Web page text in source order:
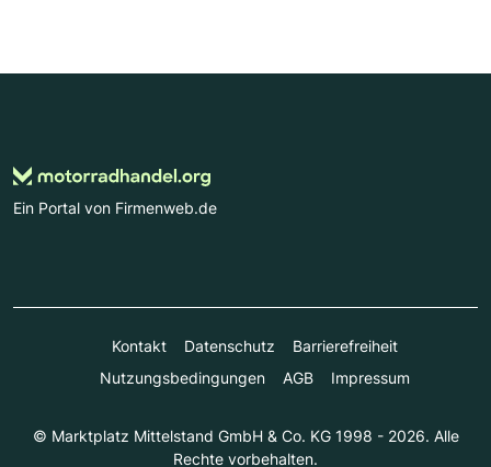
Ein Portal von Firmenweb.de
Kontakt Datenschutz
Barrierefreiheit
Nutzungsbedingungen
AGB Impressum
© Marktplatz Mittelstand GmbH & Co. KG 1998 - 2026. Alle
Rechte vorbehalten.